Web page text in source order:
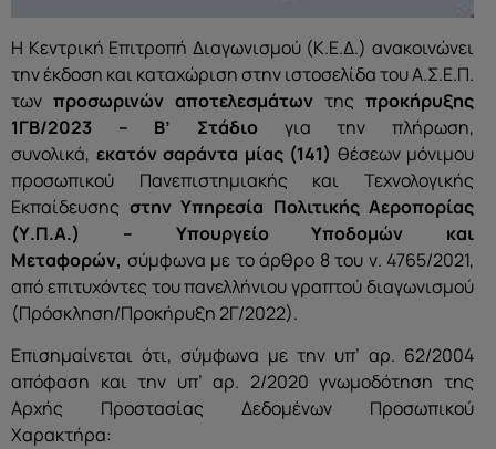
Η Κεντρική Επιτροπή Διαγωνισμού (Κ.Ε.Δ.) ανακοινώνει
την έκδοση και καταχώριση στην ιστοσελίδα του Α.Σ.Ε.Π.
των προσωρινών αποτελεσμάτων της προκήρυξης
1ΓΒ/2023
– Β’ Στάδιο για την πλήρωση,
συνολικά, εκατόν σαράντα μίας (141) θέσεων μόνιμου
προσωπικού Πανεπιστημιακής και Τεχνολογικής
Εκπαίδευσης στην Υπηρεσία Πολιτικής Αεροπορίας
(Υ.Π.Α.) – Υπουργείο Υποδομών και
Μεταφορών, σύμφωνα με το άρθρο 8 του ν. 4765/2021,
από επιτυχόντες του πανελλήνιου γραπτού διαγωνισμού
(Πρόσκληση/Προκήρυξη 2Γ/2022).
Επισημαίνεται ότι, σύμφωνα με την υπ’ αρ. 62/2004
απόφαση και την υπ’ αρ. 2/2020 γνωμοδότηση της
Αρχής Προστασίας Δεδομένων Προσωπικού
Χαρακτήρα: